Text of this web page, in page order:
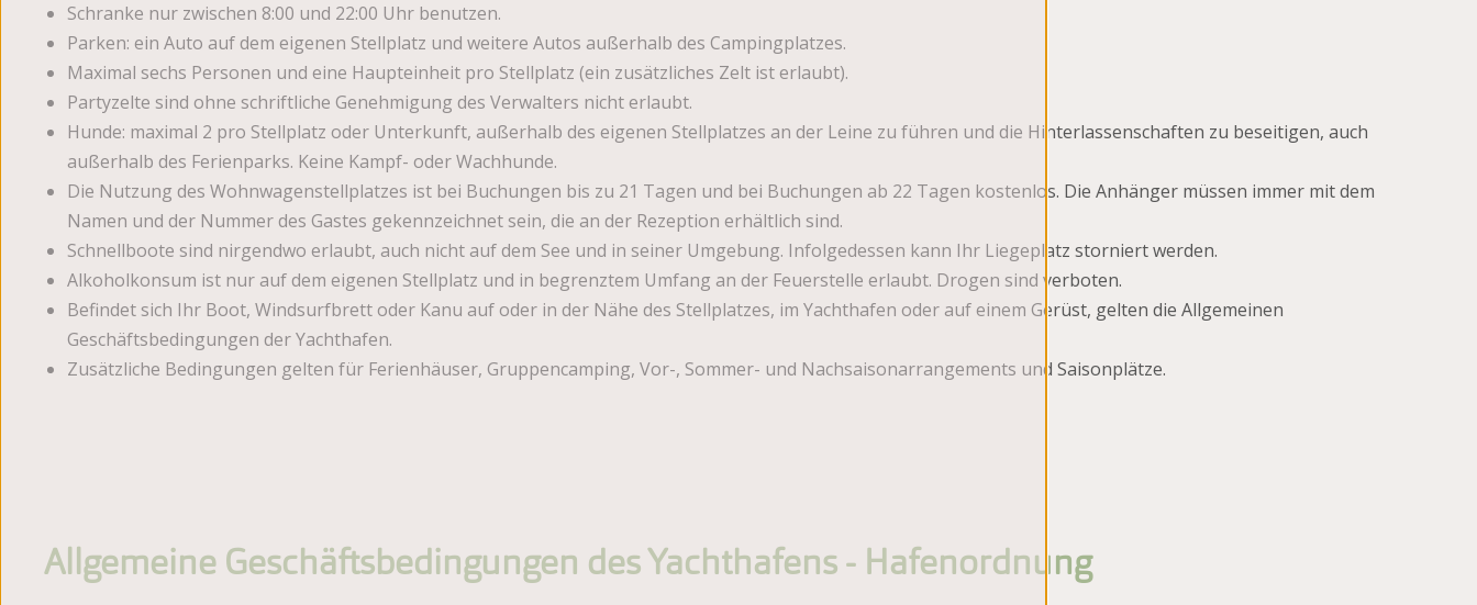
Schranke nur zwischen 8:00 und 22:00 Uhr benutzen.
Parken: ein Auto auf dem eigenen Stellplatz und weitere Autos außerhalb des Campingplatzes.
Maximal sechs Personen und eine Haupteinheit pro Stellplatz (ein zusätzliches Zelt ist erlaubt).
Partyzelte sind ohne schriftliche Genehmigung des Verwalters nicht erlaubt.
Hunde: maximal 2 pro Stellplatz oder Unterkunft, außerhalb des eigenen Stellplatzes an der Leine zu führen und die Hinterlassenschaften zu beseitigen, auch
außerhalb des Ferienparks. Keine Kampf- oder Wachhunde.
Die Nutzung des Wohnwagenstellplatzes ist bei Buchungen bis zu 21 Tagen und bei Buchungen ab 22 Tagen kostenlos. Die Anhänger müssen immer mit dem
Namen und der Nummer des Gastes gekennzeichnet sein, die an der Rezeption erhältlich sind.
Schnellboote sind nirgendwo erlaubt, auch nicht auf dem See und in seiner Umgebung. Infolgedessen kann Ihr Liegeplatz storniert werden.
Alkoholkonsum ist nur auf dem eigenen Stellplatz und in begrenztem Umfang an der Feuerstelle erlaubt. Drogen sind verboten.
Befindet sich Ihr Boot, Windsurfbrett oder Kanu auf oder in der Nähe des Stellplatzes, im Yachthafen oder auf einem Gerüst, gelten die Allgemeinen
Geschäftsbedingungen der Yachthafen.
Zusätzliche Bedingungen gelten für Ferienhäuser, Gruppencamping, Vor-, Sommer- und Nachsaisonarrangements und Saisonplätze.
Allgemeine Geschäftsbedingungen des Yachthafens - Hafenordnung